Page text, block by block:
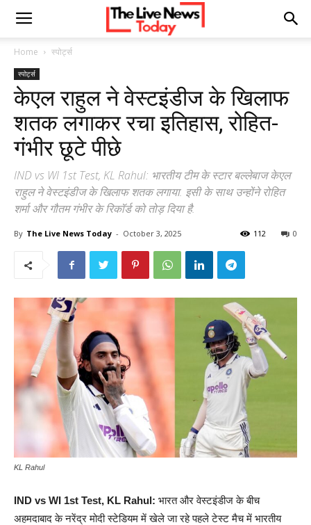
Home स्पोर्ट्स
स्पोर्ट्स
केएल राहुल ने वेस्टइंडीज के खिलाफ
शतक लगाकर रचा इतिहास, रोहित-
गंभीर छूटे पीछे
IND vs WI 1st Test, KL Rahul: भारतीय टीम के स्टार बल्लेबाज केएल
राहुल ने वेस्टइंडीज के खिलाफ शतक लगाया. इसी के साथ उन्होंने रोहित
शर्मा और गौतम गंभीर के रिकॉर्ड को तोड़ दिया है.
By The Live News Today - October 3, 2025 0
112
KL Rahul
IND vs WI 1st Test, KL Rahul: भारत और वेस्टइंडीज के बीच
अहमदाबाद के नरेंद्र मोदी स्टेडियम में खेले जा रहे पहले टेस्ट मैच में भारतीय